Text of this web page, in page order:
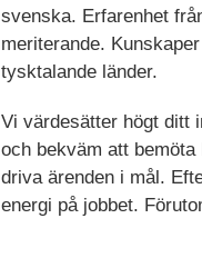
svenska. Erfarenhet
meriterande.
tysktalande länder.
Vi värdesätter högt ditt
och bekväm att
driva ärenden i mål.
energi på jobbet.